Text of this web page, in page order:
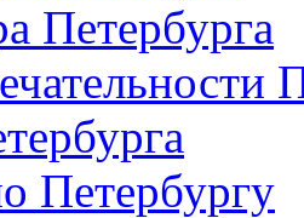
Петербурга
Петербургу